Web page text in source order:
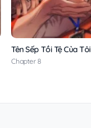
Tên Sếp Tồi Tệ Của Tôi
Chapter 8